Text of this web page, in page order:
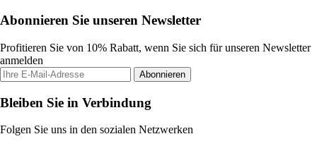
Abonnieren Sie unseren Newsletter
Profitieren Sie von 10% Rabatt, wenn Sie sich für unseren Newsletter
anmelden
Abonnieren
Bleiben Sie in Verbindung
Folgen Sie uns in den sozialen Netzwerken